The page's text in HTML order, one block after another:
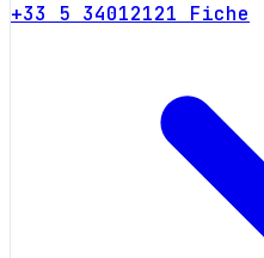
+33 5 34012121 Fiche